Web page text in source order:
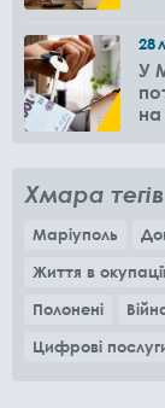
28
У
Хмара тегів
Маріуполь
Життя в окупації
Полонені
Цифрові